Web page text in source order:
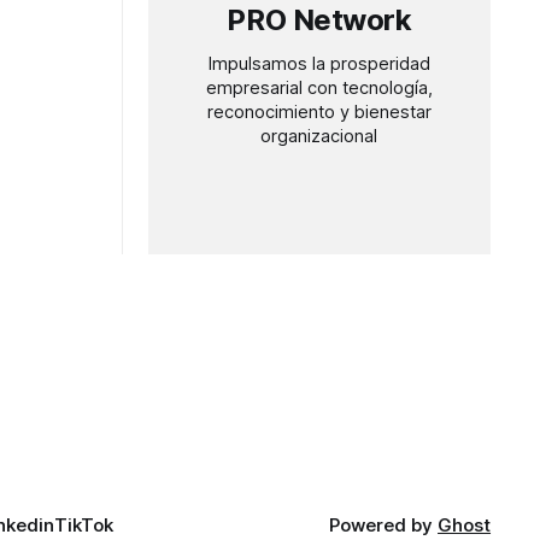
PRO Network
Impulsamos la prosperidad
empresarial con tecnología,
reconocimiento y bienestar
organizacional
TikTok Powered by Ghost